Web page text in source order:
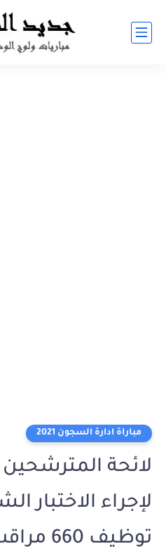
مباراة ادارة السجون 2021
لائحة
لإجراء الاختبار
توظيف